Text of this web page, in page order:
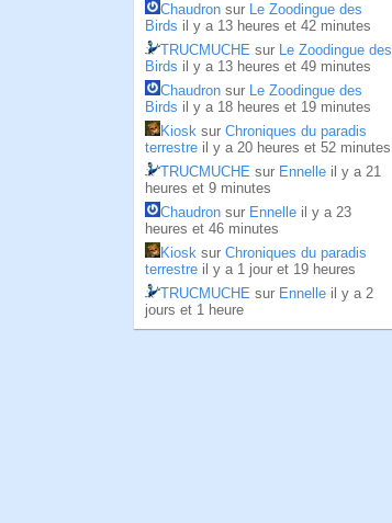
Chaudron sur Le Zoodingue des
Birds il y a 13 heures et 42 minutes
TRUCMUCHE sur Le Zoodingue des
Birds il y a 13 heures et 49 minutes
Chaudron sur Le Zoodingue des
Birds il y a 18 heures et 19 minutes
Kiosk sur Chroniques du paradis
terrestre il y a 20 heures et 52 minutes
TRUCMUCHE sur Ennelle il y a 21
heures et 9 minutes
Chaudron sur Ennelle il y a 23
heures et 46 minutes
Kiosk sur Chroniques du paradis
terrestre il y a 1 jour et 19 heures
TRUCMUCHE sur Ennelle il y a 2
jours et 1 heure